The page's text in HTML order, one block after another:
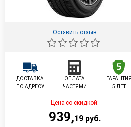
Оставить отзыв
ДОСТАВКА
ПО АДРЕСУ
ОПЛАТА
ЧАСТЯМИ
ГАРАНТИЯ
5 ЛЕТ
Цена со скидкой:
939,19руб.